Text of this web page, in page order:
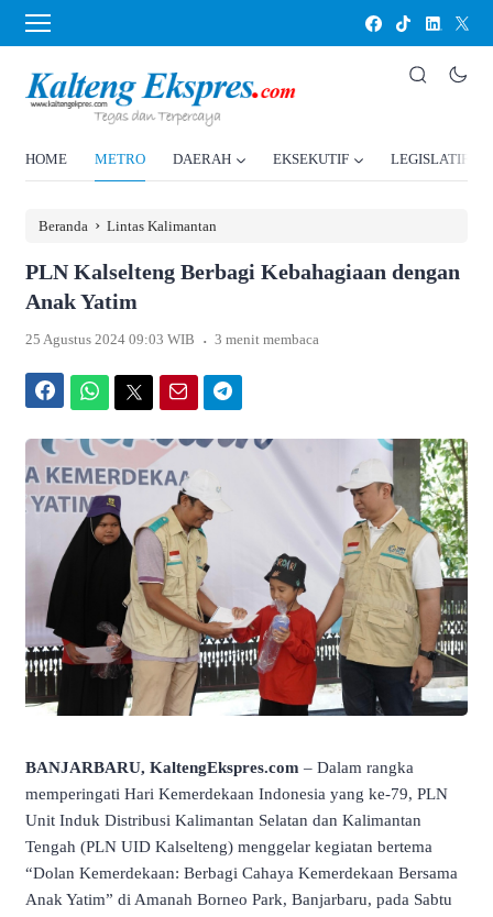
HOME METRO DAERAH EKSEKUTIF LEGISLATIF
Beranda › Lintas Kalimantan
PLN Kalselteng Berbagi Kebahagiaan dengan
Anak Yatim
25 Agustus 2024 09:03 WIB . 3 menit membaca
BANJARBARU, KaltengEkspres.com – Dalam rangka
memperingati Hari Kemerdekaan Indonesia yang ke-79, PLN
Unit Induk Distribusi Kalimantan Selatan dan Kalimantan
Tengah (PLN UID Kalselteng) menggelar kegiatan bertema
“Dolan Kemerdekaan: Berbagi Cahaya Kemerdekaan Bersama
Anak Yatim” di Amanah Borneo Park, Banjarbaru, pada Sabtu